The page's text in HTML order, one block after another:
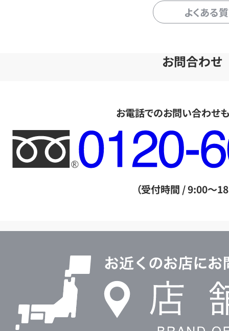
よくある
お問合わせ
お電話でのお問い合わせ
フ
リ
ー
ル
（受付時間 / 9:00～